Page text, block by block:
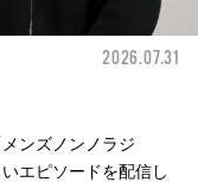
2026.07.31
ンズノンノラジ
エピソードを配信し